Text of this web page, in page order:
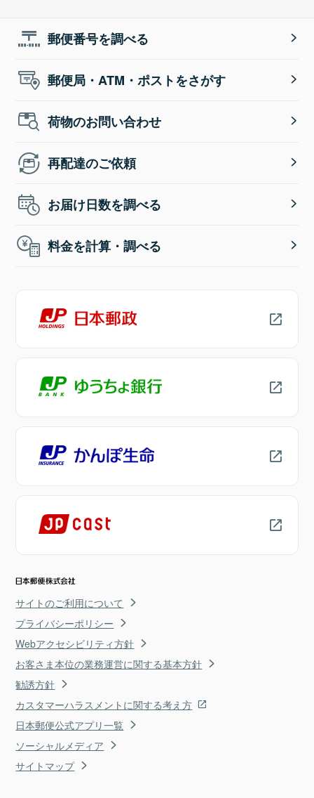
郵便番号を調べる
郵便局・ATM・ポストをさがす
荷物のお問い合わせ
再配達のご依頼
お届け日数を調べる
料金を計算・調べる
サイトのご利用について
プライバシーポリシー
Webアクセシビリティ方針
お客さま本位の業務運営に関する基本方針
勧誘方針
カスタマーハラスメントに関する考え方
日本郵便公式アプリ一覧
ソーシャルメディア
サイトマップ